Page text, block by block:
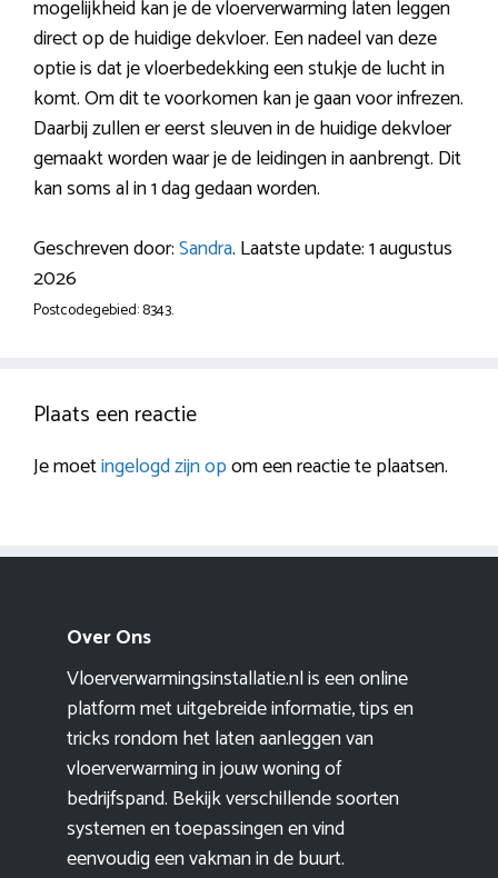
mogelijkheid kan je de vloerverwarming laten leggen
direct op de huidige dekvloer. Een nadeel van deze
optie is dat je vloerbedekking een stukje de lucht in
komt. Om dit te voorkomen kan je gaan voor infrezen.
Daarbij zullen er eerst sleuven in de huidige dekvloer
gemaakt worden waar je de leidingen in aanbrengt. Dit
kan soms al in 1 dag gedaan worden.
Geschreven door:Sandra. Laatste update: 1 augustus
2026
Postcodegebied: 8343.
Plaats een reactie
Je moetingelogd zijn opom een reactie te plaatsen.
Over Ons
Vloerverwarmingsinstallatie.nl is een online
platform met uitgebreide informatie, tips en
tricks rondom het laten aanleggen van
vloerverwarming in jouw woning of
bedrijfspand. Bekijk verschillende soorten
systemen en toepassingen en vind
eenvoudig een vakman in de buurt.